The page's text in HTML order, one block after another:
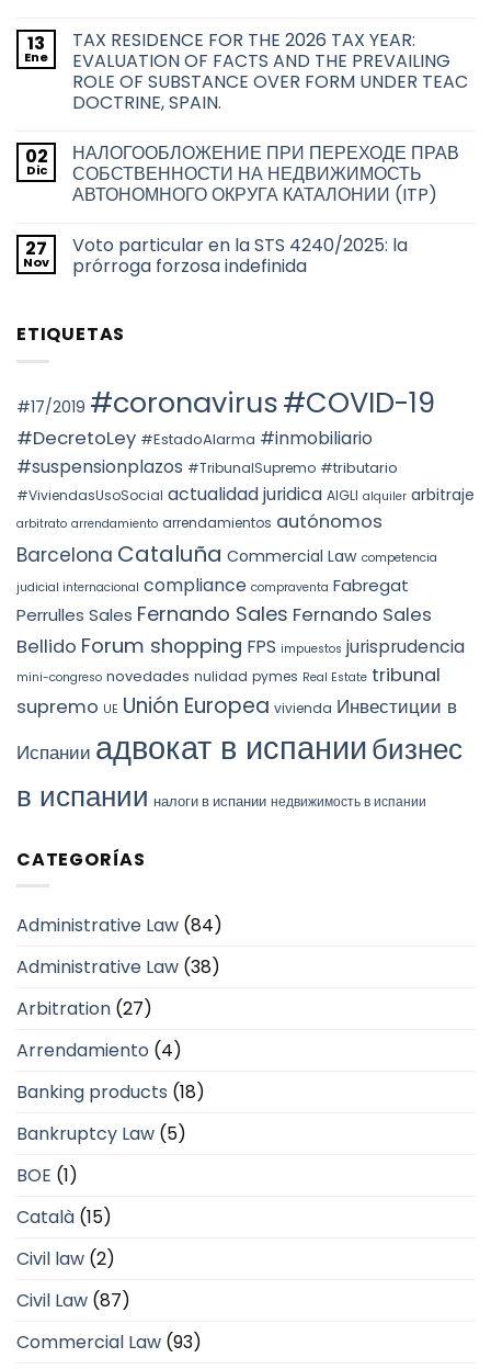
de
las
Administraciones
Públicas
sobre
las
en
la
ciudad
de
Barcelona
comentarios
en
La
problemática
acerca
de
de
los
títulos
habilitantes
de
uso
turístico
en
13
Ene
TAX RESIDENCE FOR THE 2026 TAX YEAR:
EVALUATION OF FACTS AND THE PREVAILING
ROLE OF SUBSTANCE OVER FORM UNDER TEAC
DOCTRINE, SPAIN.
comentarios
en
TAX
RESIDENCE
2026
TAX
YEAR:
EVALUATION
THE
SUBSTANCE
OVER
UNDER
DOCTRINE,
02
Dic
НАЛОГООБЛОЖЕНИЕ ПРИ ПЕРЕХОДЕ ПРАВ
СОБСТВЕННОСТИ НА НЕДВИЖИМОСТЬ
АВТОНОМНОГО ОКРУГА КАТАЛОНИИ (ITP)
comentarios
en
НАЛОГООБЛОЖЕНИЕ
СОБСТВЕННОСТИ
НА
КАТАЛОНИИ
(ITP)
27
Nov
Voto particular en la STS 4240/2025: la
prórroga forzosa indefinida
en
Voto
STS
4240/2025:
prórroga
forzosa
indefinida
ETIQUETAS
#17/2019 #coronavirus#COVID-19
#DecretoLey #EstadoAlarma #inmobiliario
#suspensionplazos #TribunalSupremo #tributario
#ViviendasUsoSocial actualidad juridica AIGLI alquiler arbitraje
arbitrato arrendamiento arrendamientos autónomos
Barcelona Cataluña Commercial Law competencia
judicial internacional compliance compraventa Fabregat
Perrulles Sales Fernando Sales Fernando Sales
Bellido Forum shopping FPS impuestos jurisprudencia
mini-congreso novedades nulidad pymes Real Estate tribunal
supremo UE Unión Europea vivienda Инвестиции в
Испании адвокат в испаниибизнес
в испании налоги в испании недвижимость в испании
CATEGORÍAS
Administrative Law (84)
Administrative Law (38)
Arbitration (27)
Arrendamiento (4)
Banking products (18)
Bankruptcy Law (5)
BOE (1)
Català (15)
Civil law (2)
Civil Law (87)
Commercial Law (93)